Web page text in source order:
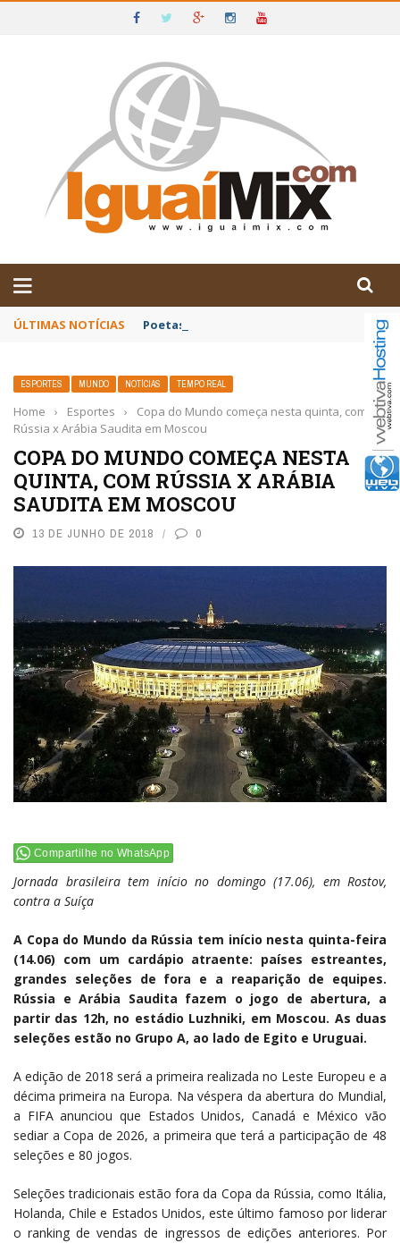
IGUAÍ E SUDOESTE DA BAHIA
ÚLTIMAS NOTÍCIAS Poetas baianos representam o Brasil no
ESPORTES MUNDO NOTÍCIAS TEMPO REAL
Home › Esportes ›
Copa do Mundo começa nesta quinta, com
Rússia x Arábia Saudita em Moscou
COPA DO MUNDO COMEÇA NESTA
QUINTA, COM RÚSSIA X ARÁBIA
SAUDITA EM MOSCOU
13 DE JUNHO DE 2018 0
Compartilhe no WhatsApp
Jornada brasileira tem início no domingo (17.06), em Rostov,
contra a Suíça
A Copa do Mundo da Rússia tem início nesta quinta-feira
(14.06) com um cardápio atraente: países estreantes,
grandes seleções de fora e a reaparição de equipes.
Rússia e Arábia Saudita fazem o jogo de abertura, a
partir das 12h, no estádio Luzhniki, em Moscou. As duas
seleções estão no Grupo A, ao lado de Egito e Uruguai.
A edição de 2018 será a primeira realizada no Leste Europeu e a
décima primeira na Europa. Na véspera da abertura do Mundial,
a FIFA anunciou que Estados Unidos, Canadá e México vão
sediar a Copa de 2026, a primeira que terá a participação de 48
seleções e 80 jogos.
Seleções tradicionais estão fora da Copa da Rússia, como Itália,
Holanda, Chile e Estados Unidos, este último famoso por liderar
o ranking de vendas de ingressos de edições anteriores. Por